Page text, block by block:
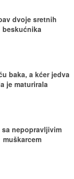
dvoje sretnih
beskućnika
baka, a kćer jedva
je maturirala
nepopravljivim
muškarcem